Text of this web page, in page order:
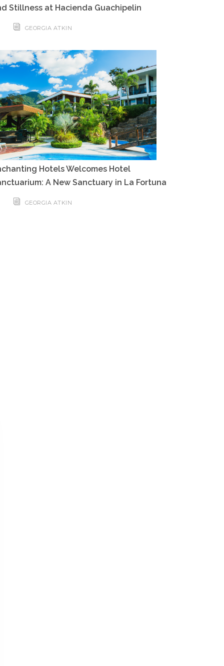
Stillness at Hacienda Guachipelin
GEORGIA ATKIN
Hotels Welcomes Hotel
A New Sanctuary in La Fortuna
GEORGIA ATKIN